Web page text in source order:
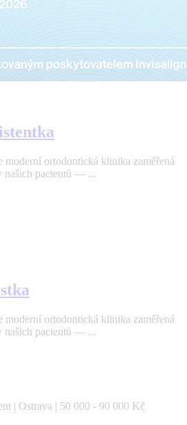
ortodontická klinika zaměřená
našich pacientů — ...
ortodontická klinika zaměřená
našich pacientů — ...